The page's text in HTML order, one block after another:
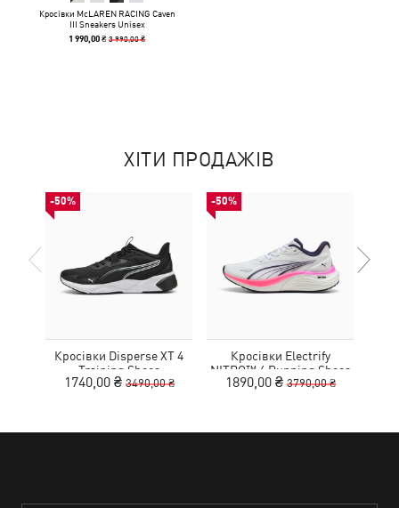
Кросівки McLAREN RACING Caven
III Sneakers Unisex
1 990,00 ₴3 990,00 ₴
ХІТИ ПРОДАЖІВ
-50%
Кросівки Disperse XT 4
Training Shoes
1740,00 ₴ 3490,00 ₴
-50%
Кросівки Electrify
NITRO™ 4 Running Shoes
Youth
1890,00 ₴ 3790,00 ₴